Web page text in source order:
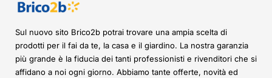
Sul nuovo sito Brico2b potrai trovare una ampia scelta di
prodotti per il fai da te, la casa e il giardino. La nostra garanzia
più grande è la fiducia dei tanti professionisti e rivenditori che si
affidano a noi ogni giorno. Abbiamo tante offerte, novità ed